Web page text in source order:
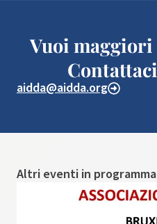
Vuoi
aidda@aidda.org
Altri eventi in programma